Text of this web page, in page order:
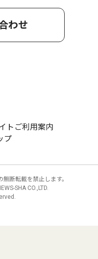
わせ
トご利用案内
プ
断転載を禁止します。
SHA CO.,LTD.